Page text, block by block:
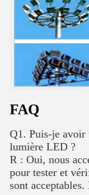
FAQ
Q1. Puis-je avoir
lumière LED ?
R : Oui, nous
pour tester et
sont